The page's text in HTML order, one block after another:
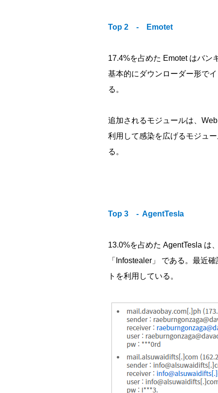
Top 2 - Emotet
17.4%を占めた Emotet はバン
基本的にダウンローダー形で
る。
追加されるモジュールは、
利用して感染を広げるモジュ
る。
Top 3 - AgentTesla
13.0%を占めた AgentTesla は
「Infostealer」 である。最近
トを利用している。